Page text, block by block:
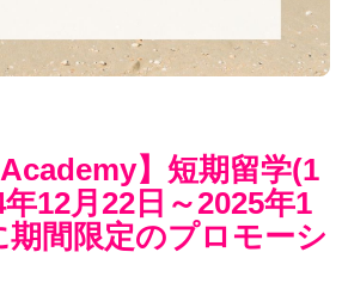
Academy】短期留学(1
年12月22日～2025年1
期間限定のプロモーシ